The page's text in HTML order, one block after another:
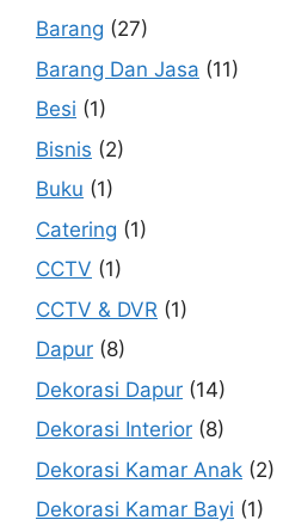
Barang (27)
Barang Dan Jasa (11)
Besi (1)
Bisnis (2)
Buku (1)
Catering (1)
CCTV (1)
CCTV & DVR (1)
Dapur (8)
Dekorasi Dapur (14)
Dekorasi Interior (8)
Dekorasi Kamar Anak (2)
Dekorasi Kamar Bayi (1)